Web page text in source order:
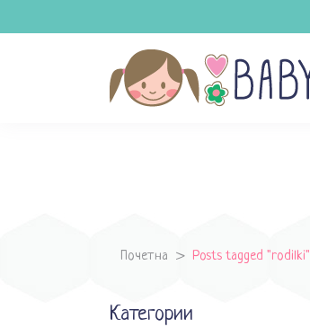
Почетна > Posts tagged "rodilki"
Категории